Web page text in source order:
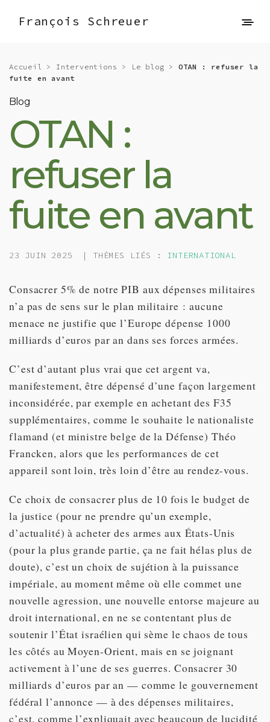
François Schreuer
Accueil > Interventions > Le blog > OTAN : refuser la
fuite en avant
Blog
OTAN :
refuser la
fuite en avant
23 JUIN 2025 | THÈMES LIÉS : INTERNATIONAL
Consacrer 5% de notre PIB aux dépenses militaires
n’a pas de sens sur le plan militaire : aucune
menace ne justifie que l’Europe dépense 1000
milliards d’euros par an dans ses forces armées.
C’est d’autant plus vrai que cet argent va,
manifestement, être dépensé d’une façon largement
inconsidérée, par exemple en achetant des F35
supplémentaires, comme le souhaite le nationaliste
flamand (et ministre belge de la Défense) Théo
Francken, alors que les performances de cet
appareil sont loin, très loin d’être au rendez-vous.
Ce choix de consacrer plus de 10 fois le budget de
la justice (pour ne prendre qu’un exemple,
d’actualité) à acheter des armes aux États-Unis
(pour la plus grande partie, ça ne fait hélas plus de
doute), c’est un choix de sujétion à la puissance
impériale, au moment même où elle commet une
nouvelle agression, une nouvelle entorse majeure au
droit international, en ne se contentant plus de
soutenir l’État israélien qui sème le chaos de tous
les côtés au Moyen-Orient, mais en se joignant
activement à l’une de ses guerres. Consacrer 30
milliards d’euros par an — comme le gouvernement
fédéral l’annonce — à des dépenses militaires,
c’est, comme l’expliquait avec beaucoup de lucidité